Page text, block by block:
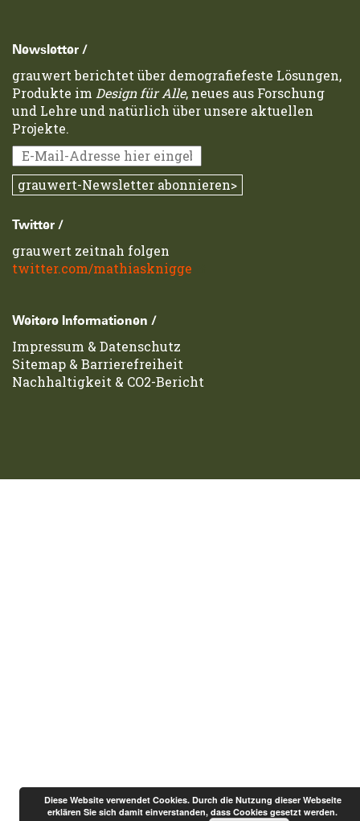
Newsletter /
grauwert berichtet über demografiefeste Lösungen,
Produkte im Design für Alle, neues aus Forschung
und Lehre und natürlich über unsere aktuellen
Projekte.
Twitter /
grauwert zeitnah folgen
twitter.com/mathiasknigge
Weitere Informationen /
Impressum & Datenschutz
Sitemap & Barrierefreiheit
Nachhaltigkeit & CO2-Bericht
Diese Website verwendet Cookies. Durch die Nutzung dieser Webseite
erklären Sie sich damit einverstanden, dass Cookies gesetzt werden.